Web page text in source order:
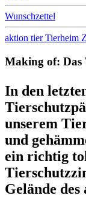
Wunschzettel
aktion tier Tierheim
Making of: Das
In den
unserem
und
ein richtig
Gelände